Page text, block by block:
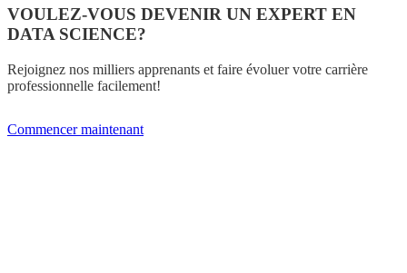
VOULEZ-VOUS DEVENIR UN EXPERT EN
DATA SCIENCE?
Rejoignez nos milliers apprenants et faire évoluer votre carrière
professionnelle facilement!
Commencer maintenant